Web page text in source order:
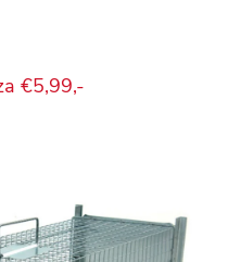
€5,99,-